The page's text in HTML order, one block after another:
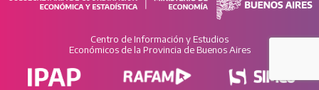
Centro de Información y Estudios
Económicos de la Provincia de Buenos Aires